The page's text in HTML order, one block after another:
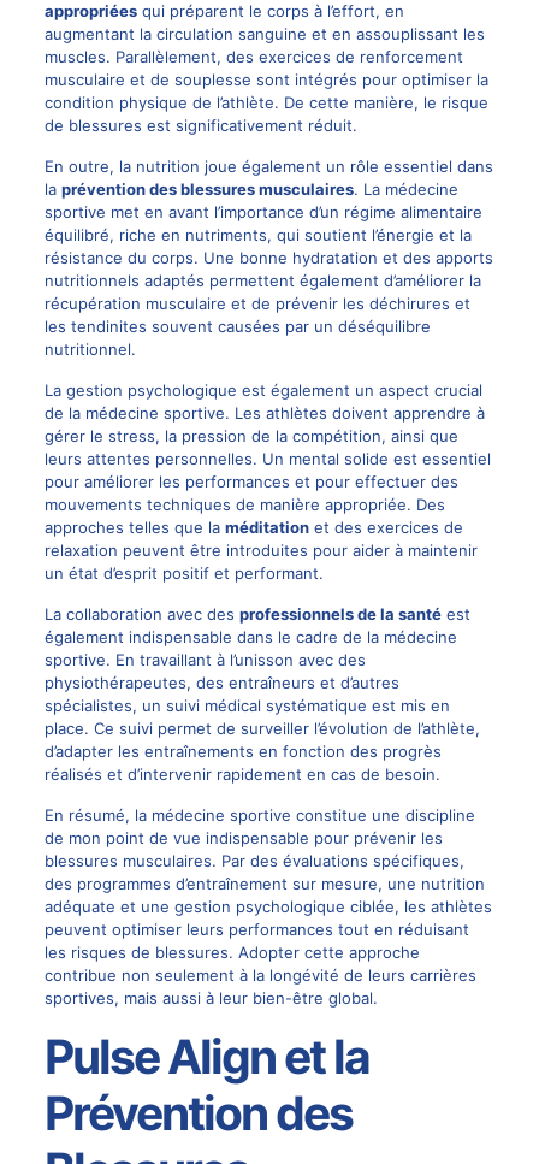
appropriéesqui préparent le corps à l’effort, en
augmentant la circulation sanguine et en assouplissant les
muscles. Parallèlement, des exercices de renforcement
musculaire et de souplesse sont intégrés pour optimiser la
condition physique de l’athlète. De cette manière, le risque
de blessures est significativement réduit.
En outre, la nutrition joue également un rôle essentiel dans
la prévention des blessures musculaires. La médecine
sportive met en avant l’importance d’un régime alimentaire
équilibré, riche en nutriments, qui soutient l’énergie et la
résistance du corps. Une bonne hydratation et des apports
nutritionnels adaptés permettent également d’améliorer la
récupération musculaire et de prévenir les déchirures et
les tendinites souvent causées par un déséquilibre
nutritionnel.
La gestion psychologique est également un aspect crucial
de la médecine sportive. Les athlètes doivent apprendre à
gérer le stress, la pression de la compétition, ainsi que
leurs attentes personnelles. Un mental solide est essentiel
pour améliorer les performances et pour effectuer des
mouvements techniques de manière appropriée. Des
approches telles que la méditationet des exercices de
relaxation peuvent être introduites pour aider à maintenir
un état d’esprit positif et performant.
La collaboration avec des professionnels de la santéest
également indispensable dans le cadre de la médecine
sportive. En travaillant à l’unisson avec des
physiothérapeutes, des entraîneurs et d’autres
spécialistes, un suivi médical systématique est mis en
place. Ce suivi permet de surveiller l’évolution de l’athlète,
d’adapter les entraînements en fonction des progrès
réalisés et d’intervenir rapidement en cas de besoin.
En résumé, la médecine sportive constitue une discipline
de mon point de vue indispensable pour prévenir les
blessures musculaires. Par des évaluations spécifiques,
des programmes d’entraînement sur mesure, une nutrition
adéquate et une gestion psychologique ciblée, les athlètes
peuvent optimiser leurs performances tout en réduisant
les risques de blessures. Adopter cette approche
contribue non seulement à la longévité de leurs carrières
sportives, mais aussi à leur bien-être global.
Pulse Align et la
Prévention des